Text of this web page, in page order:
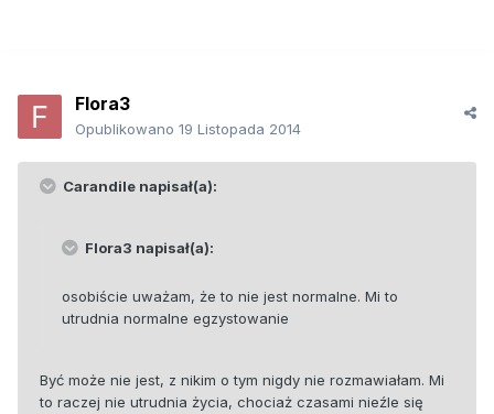
Flora3
Opublikowano 19 Listopada 2014
Carandile napisał(a):
Flora3 napisał(a):
osobiście uważam, że to nie jest normalne. Mi to
utrudnia normalne egzystowanie
Być może nie jest, z nikim o tym nigdy nie rozmawiałam. Mi
to raczej nie utrudnia życia, chociaż czasami nieźle się